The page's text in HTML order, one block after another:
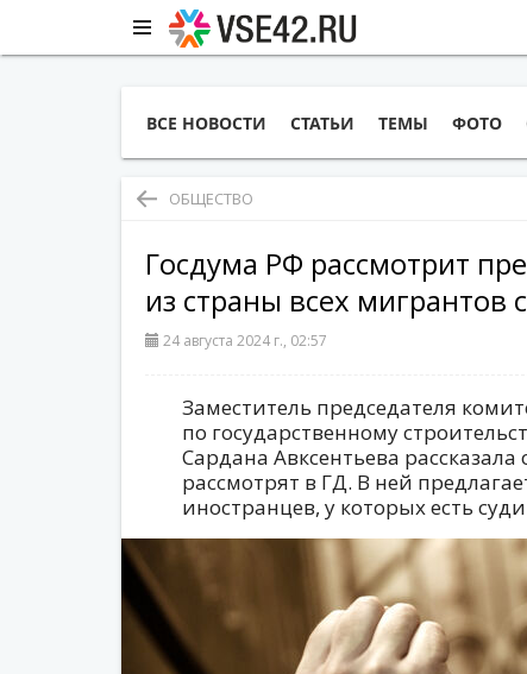
ВСЕ НОВОСТИ СТАТЬИ ТЕМЫ ФОТО
ОБЩЕСТВО
Госдума РФ рассмотрит
из страны всех мигрантов
24 августа 2024 г., 02:57
Заместитель председателя
по государственному
Сардана Авксентьева
рассмотрят в ГД. В ней
иностранцев, у которых есть